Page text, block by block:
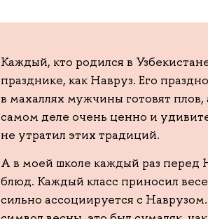
Каждый, кто родился в
празднике, как Навруз. Его
в махаллях мужчины готовят
самом деле очень ценно и
не утратил этих традиций.
А в моей школе каждый раз перед
блюд. Каждый класс приносил
сильно ассоциируется с